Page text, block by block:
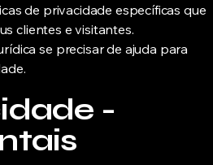
de privacidade específicas que
clientes e visitantes.
se precisar de ajuda para
-